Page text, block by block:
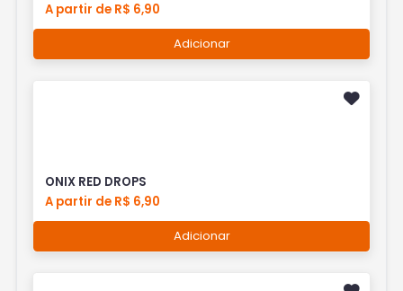
A partir de R$ 6,90
Adicionar
ONIX RED DROPS
A partir de R$ 6,90
Adicionar